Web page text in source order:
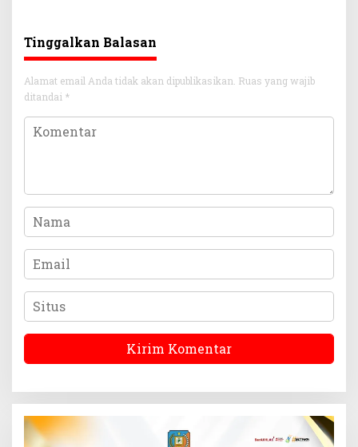
Tinggalkan Balasan
Alamat email Anda tidak akan dipublikasikan. Ruas yang wajib
ditandai *